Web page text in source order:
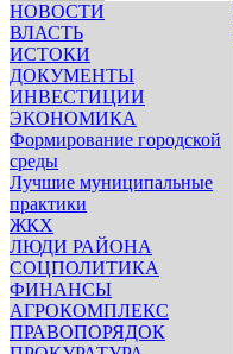
НОВОСТИ
ВЛАСТЬ
ИСТОКИ
ДОКУМЕНТЫ
ИНВЕСТИЦИИ
ЭКОНОМИКА
Формирование городской
среды
Лучшие муниципальные
практики
ЖКХ
ЛЮДИ РАЙОНА
СОЦПОЛИТИКА
ФИНАНСЫ
АГРОКОМПЛЕКС
ПРАВОПОРЯДОК